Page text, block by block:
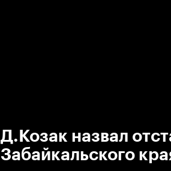
Д.Козак назвал
Забайкальского